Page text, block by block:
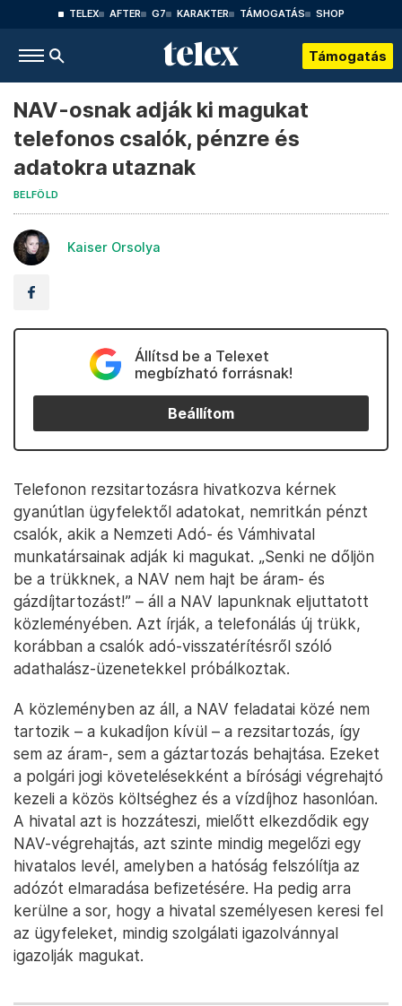
TELEX AFTER G7 KARAKTER TÁMOGATÁS SHOP
Támogatás
NAV-osnak adják ki magukat
telefonos csalók, pénzre és
adatokra utaznak
BELFÖLD
Kaiser Orsolya
Állítsd be a Telexet
megbízható forrásnak!
Beállítom
Telefonon rezsitartozásra hivatkozva kérnek
gyanútlan ügyfelektől adatokat, nemritkán pénzt
csalók, akik a Nemzeti Adó- és Vámhivatal
munkatársainak adják ki magukat. „Senki ne dőljön
be a trükknek, a NAV nem hajt be áram- és
gázdíjtartozást!” – áll a NAV lapunknak eljuttatott
közleményében. Azt írják, a telefonálás új trükk,
korábban a csalók adó-visszatérítésről szóló
adathalász-üzenetekkel próbálkoztak.
A közleményben az áll, a NAV feladatai közé nem
tartozik – a kukadíjon kívül – a rezsitartozás, így
sem az áram-, sem a gáztartozás behajtása. Ezeket
a polgári jogi követelésekként a bírósági végrehajtó
kezeli a közös költséghez és a vízdíjhoz hasonlóan.
A hivatal azt is hozzáteszi, mielőtt elkezdődik egy
NAV-végrehajtás, azt szinte mindig megelőzi egy
hivatalos levél, amelyben a hatóság felszólítja az
adózót elmaradása befizetésére. Ha pedig arra
kerülne a sor, hogy a hivatal személyesen keresi fel
az ügyfeleket, mindig szolgálati igazolvánnyal
igazolják magukat.